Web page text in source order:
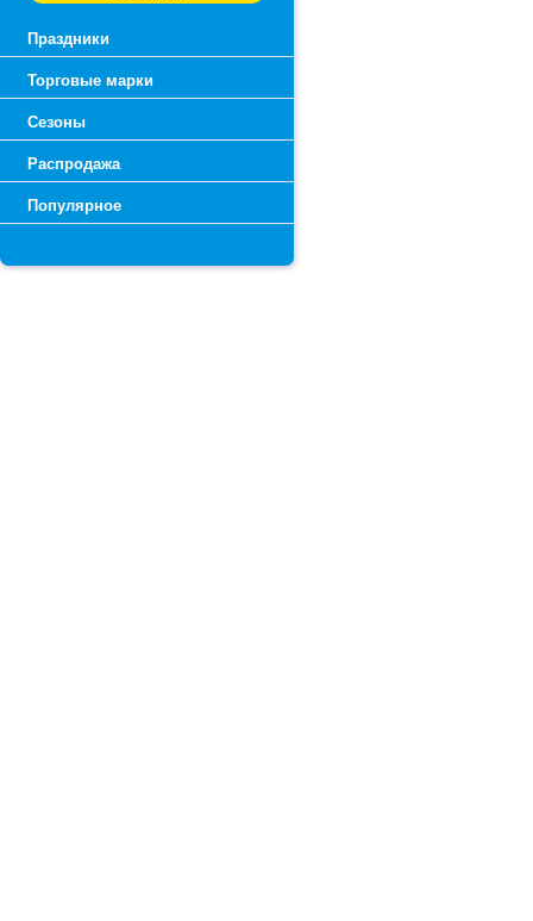
Праздники
Торговые марки
Сезоны
Распродажа
Популярное